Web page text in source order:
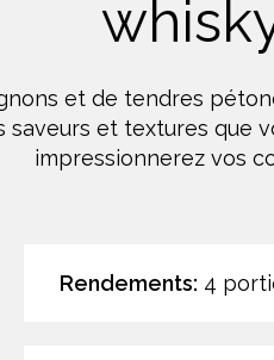
et de tendres
et textures que
impressionnerez vos
Rendements: 4